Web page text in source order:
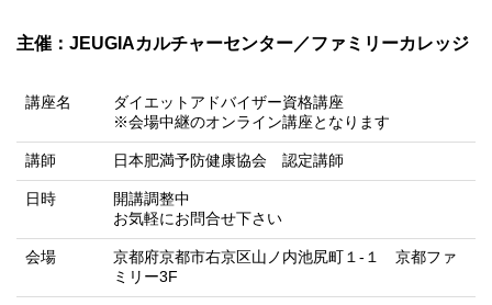
主催：JEUGIAカルチャーセンター／ファミリーカレッジ
講座名
ダイエットアドバイザー資格講座
※会場中継のオンライン講座となります
講師 日本肥満予防健康協会 認定講師
日時
開講調整中
お気軽にお問合せ下さい
会場
京都府京都市右京区山ノ内池尻町１-１ 京都ファ
ミリー3F